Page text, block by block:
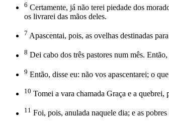
6 Certamente, já não terei piedade dos
os livrarei das mãos deles.
7 Apascentai, pois, as ovelhas destinadas
8 Dei cabo dos três pastores num mês.
9 Então, disse eu: não vos apascentarei; o
10 Tomei a vara chamada Graça e a
11 Foi, pois, anulada naquele dia; e as